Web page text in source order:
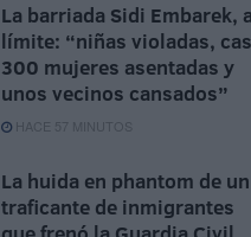
La barriada Sidi Embarek,
límite: “niñas violadas,
300 mujeres asentadas y
unos vecinos cansados”
HACE 57 MINUTOS
La huida en phantom de un
traficante de inmigrantes